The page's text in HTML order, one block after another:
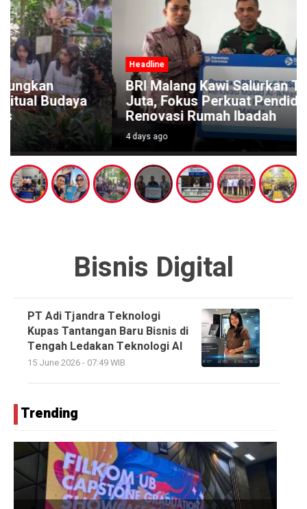
Headline
BRI Malang Kawi Salurkan TJSL Rp642
Juta, Fokus Perkuat Pendidikan dan
Renovasi Rumah Ibadah
4 days ago
Bisnis Digital
PT Adi Tjandra Teknologi
Kupas Tantangan Baru Bisnis di
Tengah Ledakan Teknologi AI
15 June 2026 - 07:49 WIB
Trending